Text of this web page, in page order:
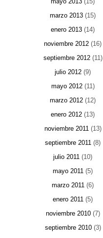
marzo 2013 (15)
enero 2013 (14)
noviembre 2012 (16)
septiembre 2012(11)
julio 2012 (9)
mayo 2012(11)
marzo 2012 (12)
enero 2012 (13)
noviembre 2011(13)
septiembre 2011 (8)
julio 2011 (10)
mayo 2011 (5)
marzo 2011 (6)
enero 2011 (5)
noviembre 2010(7)
septiembre 2010(3)